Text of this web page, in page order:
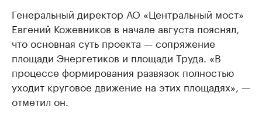
Генеральный директор АО «Центральный мост»
Евгений Кожевников в начале августа пояснял,
что основная суть проекта — сопряжение
площади Энергетиков и площади Труда. «В
процессе формирования развязок полностью
уходит круговое движение на этих площадях», —
отметил он.